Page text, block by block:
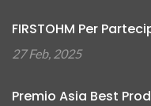
FIRSTOHM Per
27 Feb, 2025
Premio Asia Best